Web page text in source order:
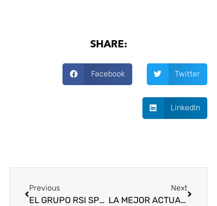
SHARE:
Facebook Twitter
LinkedIn
Previous
EL GRUPO RSI SPORTS FINALIZA EL PROCESO DE TRANSICIÓN
Next
LA MEJOR ACTUACIÓN EN EL SANTIAGO BERNABÉU ESTADIO: HIERBA QUE CRECE EN EL INTERIOR